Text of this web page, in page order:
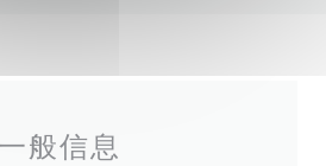
一般信息